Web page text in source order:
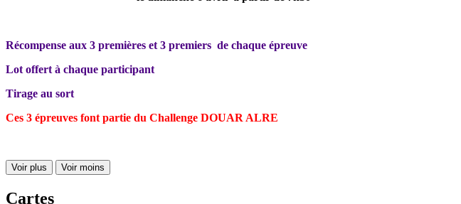
Récompense aux 3 premières et 3 premiers de chaque épreuve
Lot offert à chaque participant
Tirage au sort
Ces 3 épreuves font partie du Challenge DOUAR ALRE
Voir plus Voir moins
Cartes